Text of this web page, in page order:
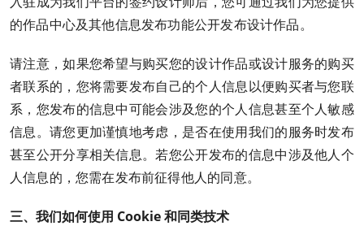
的作品中心及其他信息发布功能公开发布设计作品。
请注意，如果您希望与购买您的设计作品或设计服务的购买
者联系的，您将需要发布自己的个人信息以便购买者与您联
系，您发布的信息中可能会涉及您的个人信息甚至个人敏感
信息。请您更加谨慎地考虑，是否在使用我们的服务时发布
甚至公开分享相关信息。若您公开发布的信息中涉及他人个
人信息的，您需在发布前征得他人的同意。
三、我们如何使用 Cookie 和同类技术